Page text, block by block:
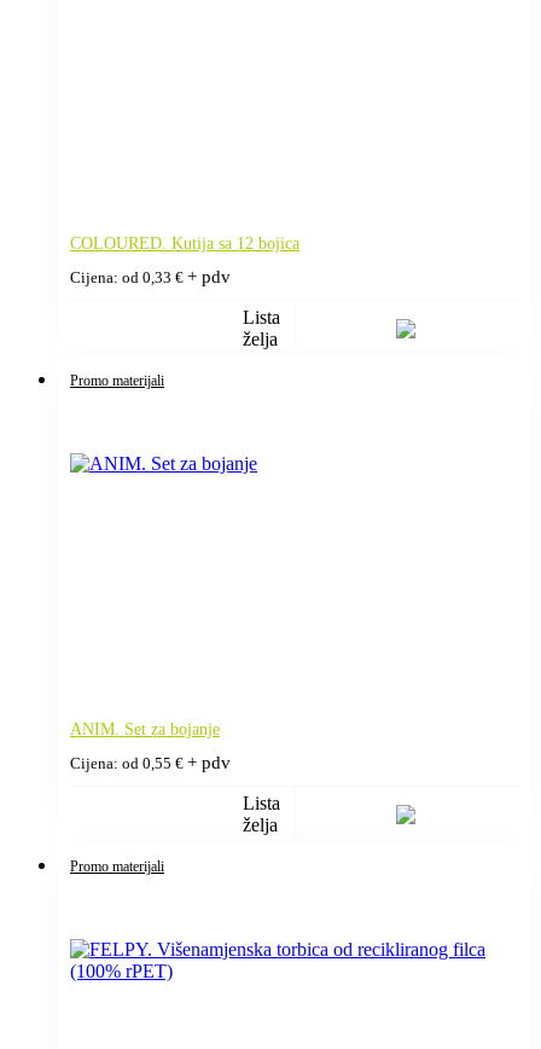
COLOURED. Kutija sa 12 bojica
Cijena: od 0,33 € + pdv
Lista
želja
Promo materijali
ANIM. Set za bojanje
Cijena: od 0,55 € + pdv
Lista
želja
Promo materijali